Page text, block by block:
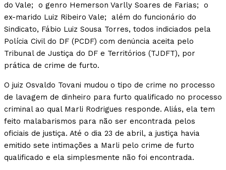
do Vale; o genro Hemerson Varlly Soares de Farias; o
ex-marido Luiz Ribeiro Vale; além do funcionário do
Sindicato, Fábio Luiz Sousa Torres, todos indiciados pela
Polícia Civil do DF (PCDF) com denúncia aceita pelo
Tribunal de Justiça do DF e Territórios (TJDFT), por
prática de crime de furto.
O juiz Osvaldo Tovani mudou o tipo de crime no processo
de lavagem de dinheiro para furto qualificado no processo
criminal ao qual Marli Rodrigues responde. Aliás, ela tem
feito malabarismos para não ser encontrada pelos
oficiais de justiça. Até o dia 23 de abril, a justiça havia
emitido sete intimações a Marli pelo crime de furto
qualificado e ela simplesmente não foi encontrada.